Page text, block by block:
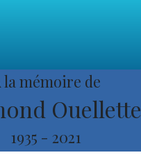
la mémoire de
Ouellette
1935 - 2021